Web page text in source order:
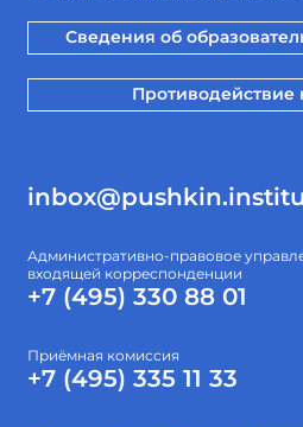
Сведения об
Противодействие
Административно-правовое
входящей корреспонденции
+7 (495) 330 88 01
Приёмная комиссия
+7 (495) 335 11 33